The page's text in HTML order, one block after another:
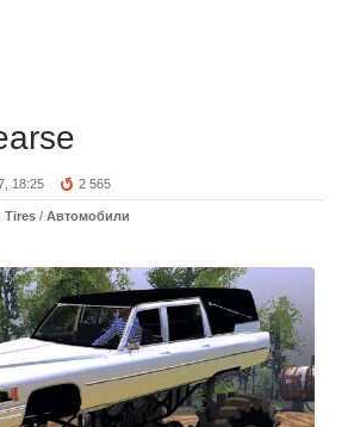
18:25 2 565
Tires / Автомобили